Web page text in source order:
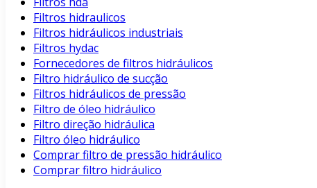
Filtros hidraulicos
Filtros hidráulicos industriais
Filtros hydac
Fornecedores de filtros hidráulicos
Filtro hidráulico de sucção
Filtros hidráulicos de pressão
Filtro de óleo hidráulico
Filtro direção hidráulica
Filtro óleo hidráulico
Comprar filtro de pressão hidráulico
Comprar filtro hidráulico